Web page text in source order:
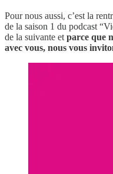
Pour nous aussi, c’est la
de la saison 1 du podcast
de la suivante et parce que
avec vous, nous vous